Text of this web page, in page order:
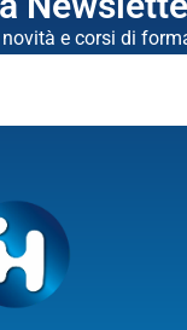
e corsi di